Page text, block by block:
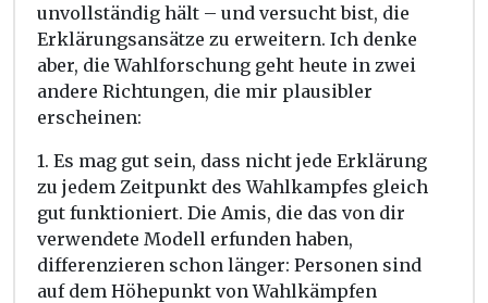
unvollständig hält – und versucht bist, die
Erklärungsansätze zu erweitern. Ich denke
aber, die Wahlforschung geht heute in zwei
andere Richtungen, die mir plausibler
erscheinen:
1. Es mag gut sein, dass nicht jede Erklärung
zu jedem Zeitpunkt des Wahlkampfes gleich
gut funktioniert. Die Amis, die das von dir
verwendete Modell erfunden haben,
differenzieren schon länger: Personen sind
auf dem Höhepunkt von Wahlkämpfen